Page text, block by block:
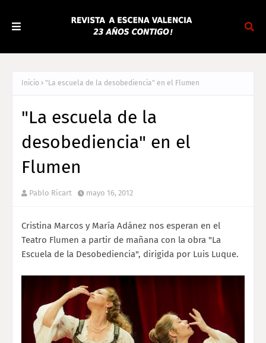
Inicio "La escuela de la desobediencia" en el Flumen
"La escuela de la
desobediencia" en el
Flumen
Pablo Ricart mayo 16, 2012
Cristina Marcos y María Adánez nos esperan en el
Teatro Flumen a partir de mañana con la obra "La
Escuela de la Desobediencia", dirigida por Luis Luque.